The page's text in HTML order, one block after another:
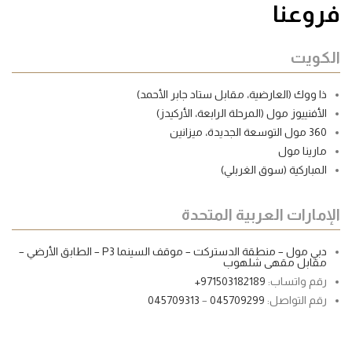
فروعنا
الكويت
ذا ووك (العارضية، مقابل ستاد جابر الأحمد)
الأفنييوز مول (المرحلة الرابعة، الأركيدز)
360 مول التوسعة الجديدة، ميزانين
مارينا مول
المباركية (سوق الغربلي)
الإمارات العربية المتحدة
دبي مول – منطقة الدستركت – موقف السينما P3 – الطابق الأرضي –
مقابل مقهى شلهوب
رقم واتساب: 971503182189+
رقم التواصل: 045709299
–
045709313